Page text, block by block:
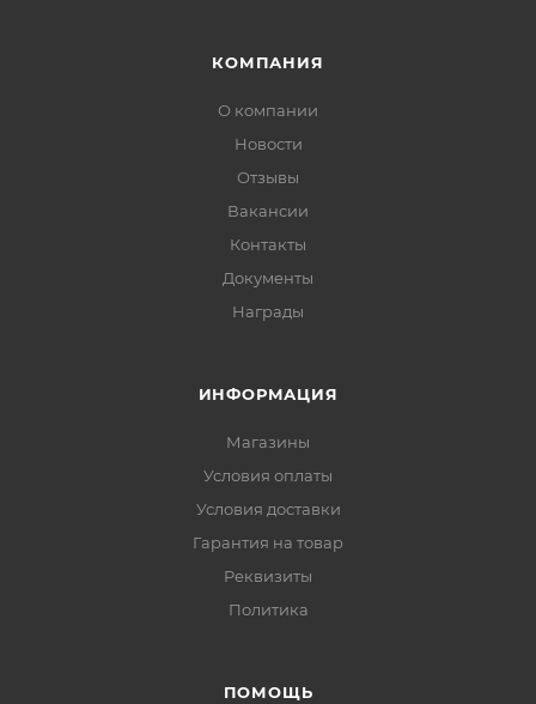
КОМПАНИЯ
О компании
Новости
Отзывы
Вакансии
Контакты
Документы
Награды
ИНФОРМАЦИЯ
Магазины
Условия оплаты
Условия доставки
Гарантия на товар
Реквизиты
Политика
ПОМОЩЬ